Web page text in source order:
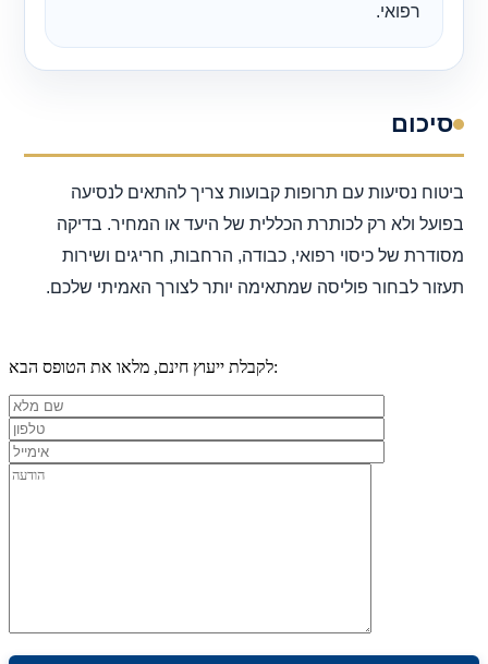
רפואי.
סיכום
ביטוח נסיעות עם תרופות קבועות צריך להתאים לנסיעה
בפועל ולא רק לכותרת הכללית של היעד או המחיר. בדיקה
מסודרת של כיסוי רפואי, כבודה, הרחבות, חריגים ושירות
תעזור לבחור פוליסה שמתאימה יותר לצורך האמיתי שלכם.
לקבלת ייעוץ חינם, מלאו את הטופס הבא: